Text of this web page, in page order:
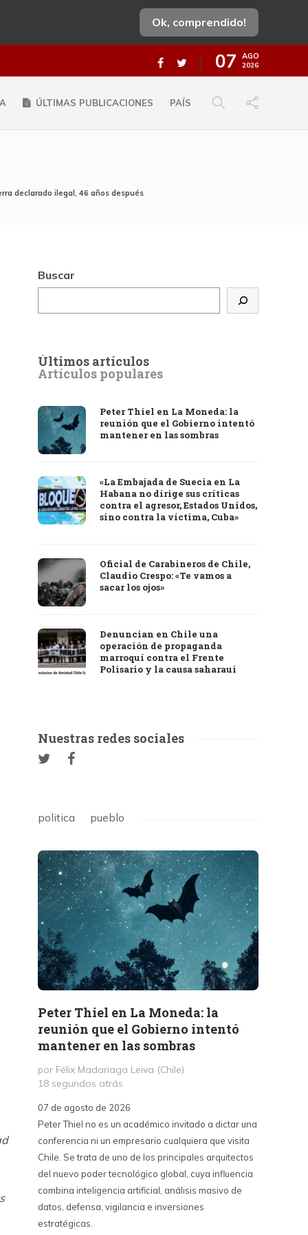
Ok, comprendido!
07 AGO
2026
ÚLTIMAS PUBLICACIONES PAÍS
declarado ilegal, 46 años después
Buscar
Últimos artículos
Artículos populares
Peter Thiel en La Moneda: la
reunión que el Gobierno intentó
mantener en las sombras
«La Embajada de Suecia en La
Habana no dirige sus críticas
contra el agresor, Estados Unidos,
sino contra la víctima, Cuba»
Oficial de Carabineros de Chile,
Claudio Crespo: «Te vamos a
sacar los ojos»
Denuncian en Chile una
operación de propaganda
marroquí contra el Frente
Polisario y la causa saharaui
Nuestras redes sociales
politica pueblo
Peter Thiel en La Moneda: la
reunión que el Gobierno intentó
mantener en las sombras
por Félix Madariaga Leiva (Chile)
18 segundos atrás
07 de agosto de 2026
Peter Thiel no es un académico invitado a dictar una
conferencia ni un empresario cualquiera que visita
Chile. Se trata de uno de los principales arquitectos
del nuevo poder tecnológico global, cuya influencia
combina inteligencia artificial, análisis masivo de
datos, defensa, vigilancia e inversiones
estratégicas.